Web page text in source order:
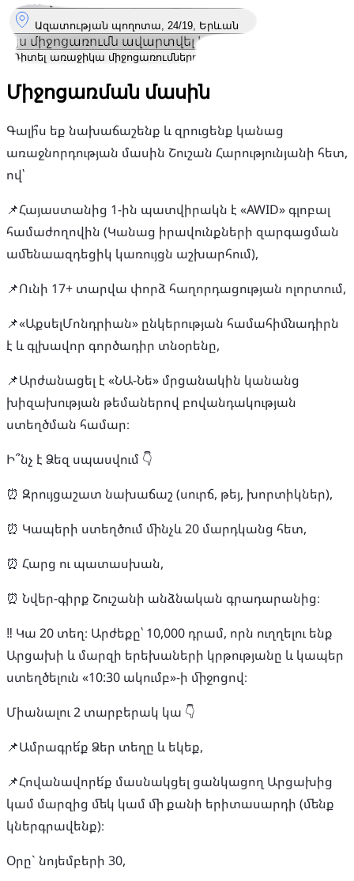
Ազատության պողոտա, 24/19, Երևան
Այս միջոցառումն ավարտվել է
Դիտել առաջիկա միջոցառումները
Միջոցառման մասին
Գալի՞ս եք նախաճաշենք և զրուցենք կանաց
առաջնորդության մասին Շուշան Հարությունյանի հետ,
ով՝
📌Հայաստանից 1-ին պատվիրակն է «AWID» գլոբալ
համաժողովին (Կանաց իրավունքների զարգացման
ամենաազդեցիկ կառույցն աշխարհում),
📌Ունի 17+ տարվա փորձ հաղորդացության ոլորտում,
📌«ԱքսելՄոնդրիան» ընկերության համահիմնադիրն
է և գլխավոր գործադիր տնօրենը,
📌Արժանացել է «ՆԱ-Նե» մրցանակին կանանց
խիզախության թեմաներով բովանդակության
ստեղծման համար։
Ի՞նչ է Ձեզ սպասվում 👇
⏰ Զրույցաշատ նախաճաշ (սուրճ, թեյ, խորտիկներ),
⏰ Կապերի ստեղծում մինչև 20 մարդկանց հետ,
⏰ Հարց ու պատասխան,
⏰ Նվեր-գիրք Շուշանի անձնական գրադարանից։
‼️ Կա 20 տեղ։ Արժեքը՝ 10,000 դրամ, որն ուղղելու ենք
Արցախի և մարզի երեխաների կրթությանը և կապեր
ստեղծելուն «10:30 ակումբ»-ի միջոցով։
Միանալու 2 տարբերակ կա 👇
📌Ամրագրե՜ք Ձեր տեղը և եկեք,
📌Հովանավորե՜ք մասնակցել ցանկացող Արցախից
կամ մարզից մեկ կամ մի քանի երիտասարդի (մենք
կներգրավենք)։
Օրը` նոյեմբերի 30,